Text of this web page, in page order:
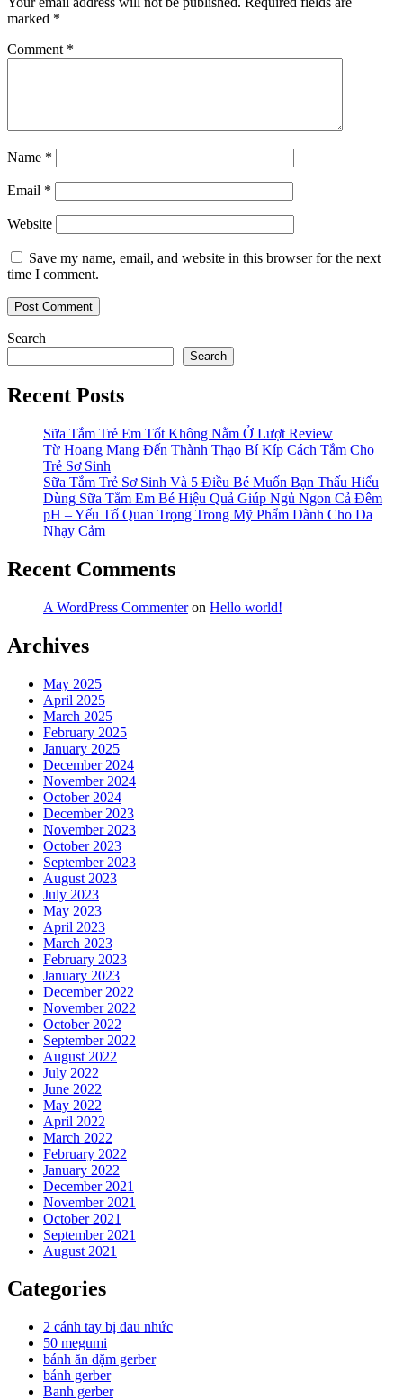
marked *
Comment *
Name *
Email *
Website
Save my name, email, and website in this browser for the next
time I comment.
Search
Search
Recent Posts
Sữa Tắm Trẻ Em Tốt Không Nằm Ở Lượt Review
Từ Hoang Mang Đến Thành Thạo Bí Kíp Cách Tắm Cho
Trẻ Sơ Sinh
Sữa Tắm Trẻ Sơ Sinh Và 5 Điều Bé Muốn Bạn Thấu Hiểu
Dùng Sữa Tắm Em Bé Hiệu Quả Giúp Ngủ Ngon Cả Đêm
pH – Yếu Tố Quan Trọng Trong Mỹ Phẩm Dành Cho Da
Nhạy Cảm
Recent Comments
A WordPress Commenteron Hello world!
Archives
May 2025
April 2025
March 2025
February 2025
January 2025
December 2024
November 2024
October 2024
December 2023
November 2023
October 2023
September 2023
August 2023
July 2023
May 2023
April 2023
March 2023
February 2023
January 2023
December 2022
November 2022
October 2022
September 2022
August 2022
July 2022
June 2022
May 2022
April 2022
March 2022
February 2022
January 2022
December 2021
November 2021
October 2021
September 2021
August 2021
Categories
2 cánh tay bị đau nhức
50 megumi
bánh ăn dặm gerber
bánh gerber
Banh gerber